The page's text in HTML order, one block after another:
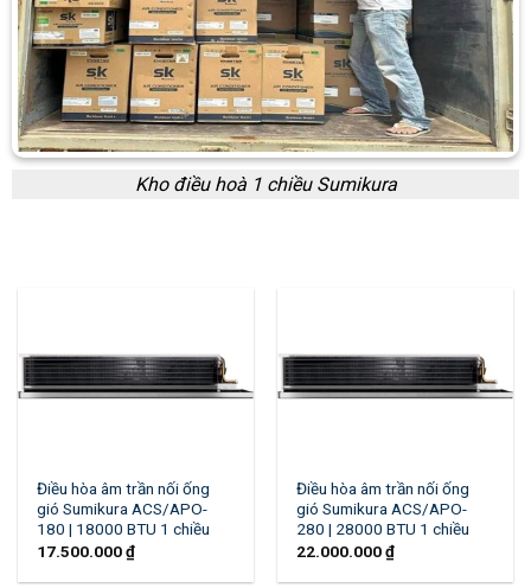
Kho điều hoà 1 chiều Sumikura
Điều hòa âm trần nối ống
gió Sumikura ACS/APO-
180 | 18000 BTU 1 chiều
17.500.000₫
Điều hòa âm trần nối ống
gió Sumikura ACS/APO-
280 | 28000 BTU 1 chiều
22.000.000₫